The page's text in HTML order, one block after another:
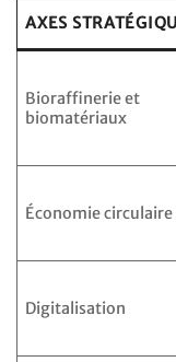
AXES
Bioraffinerie et
biomatériaux
Économie circulaire
Digitalisation